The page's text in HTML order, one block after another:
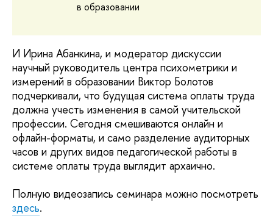
в образовании
И Ирина Абанкина, и модератор дискуссии
научный руководитель центра психометрики и
измерений в образовании Виктор Болотов
подчеркивали, что будущая система оплаты труда
должна учесть изменения в самой учительской
профессии. Сегодня смешиваются онлайн и
офлайн-форматы, и само разделение аудиторных
часов и других видов педагогической работы в
системе оплаты труда выглядит архаично.
Полную видеозапись семинара можно посмотреть
здесь.